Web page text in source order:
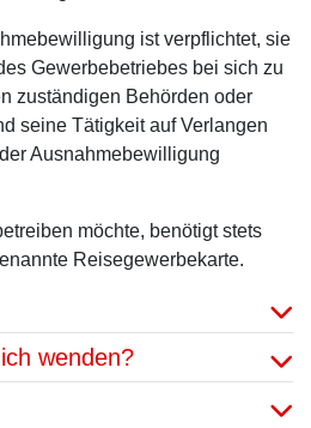
ist verpflichtet, sie
Gewerbebetriebes bei sich zu
zuständigen Behörden oder
seine Tätigkeit auf Verlangen
Ausnahmebewilligung
möchte, benötigt stets
Reisegewerbekarte.
wenden?